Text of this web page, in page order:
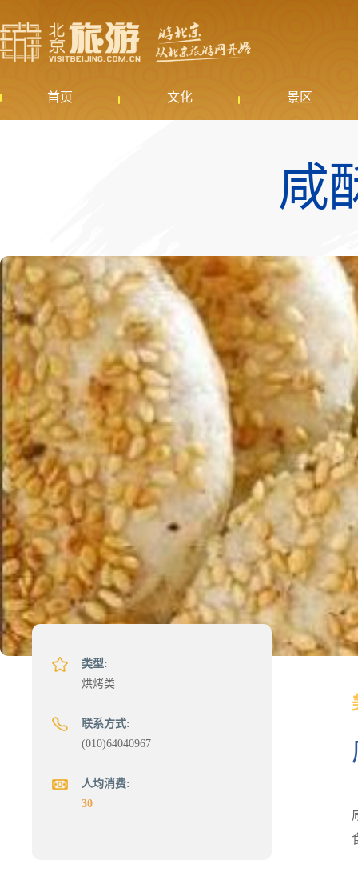
首页 文化 景区
咸
类型:
烘烤类
联系方式:
(010)64040967
人均消费:
30